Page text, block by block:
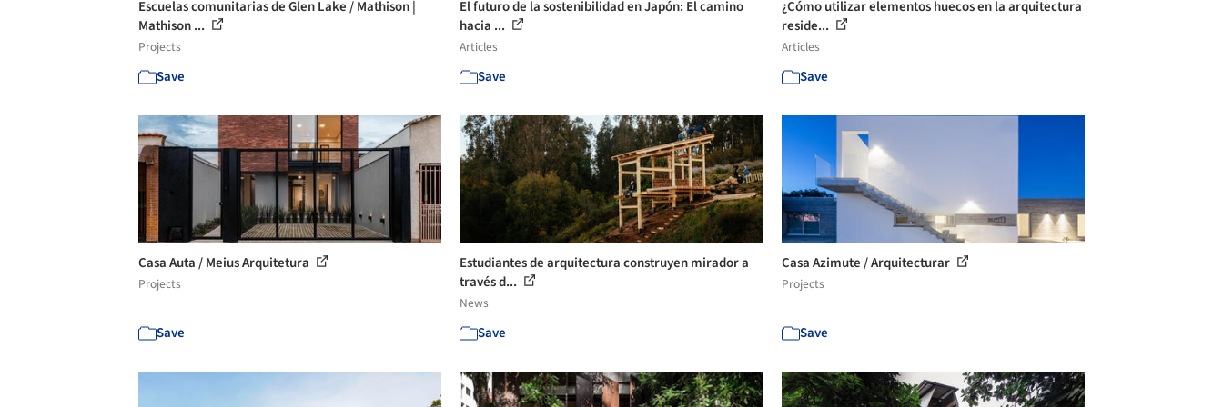
Escuelas comunitarias de Glen Lake / Mathison |
Mathison ...
Projects
Save
El futuro de la sostenibilidad en Japón: El camino
hacia ...
Articles
Save
¿Cómo utilizar elementos huecos en la arquitectura
reside...
Articles
Save
Casa Auta / Meius Arquitetura
Projects
Save
Estudiantes de arquitectura construyen mirador a
través d...
News
Save
Casa Azimute / Arquitecturar
Projects
Save